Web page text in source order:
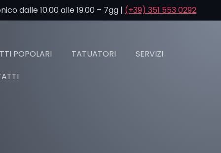
dalle 10.00 alle 19.00 – 7gg | (+39) 351 553 0292
POPOLARI TATUATORI
SERVIZI